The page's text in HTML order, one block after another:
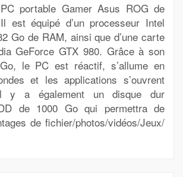
portable Gamer Asus ROG de
est équipé d’un processeur Intel
Go de RAM, ainsi que d’une carte
GeForce GTX 980. Grâce à son
le PC est réactif, s’allume en
et les applications s’ouvrent
y a également un disque dur
de 1000 Go qui permettra de
de fichier/photos/vidéos/Jeux/